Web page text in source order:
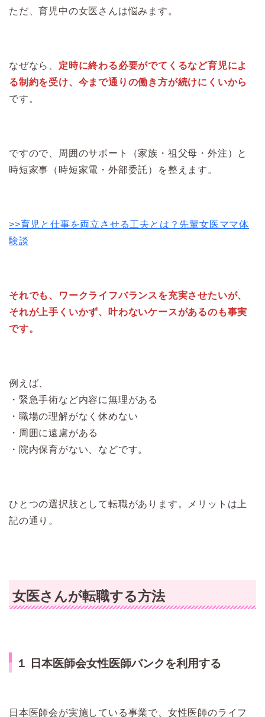
ただ、育児中の女医さんは悩みます。
なぜなら、 定時に終わる必要がでてくるなど育児によ
る制約を受け、今まで通りの働き方が続けにくいから
です。
ですので、周囲のサポート（家族・祖父母・外注）と
時短家事（時短家電・外部委託）を整えます。
>>育児と仕事を両立させる工夫とは？先輩女医ママ体
験談
それでも、ワークライフバランスを充実させたいが、
それが上手くいかず、叶わないケースがあるのも事実
です。
例えば、
・緊急手術など内容に無理がある
・職場の理解がなく休めない
・周囲に遠慮がある
・院内保育がない、などです。
ひとつの選択肢として転職があります。メリットは上
記の通り。
女医さんが転職する方法
１ 日本医師会女性医師バンクを利用する
日本医師会が実施している事業で、女性医師のライフ